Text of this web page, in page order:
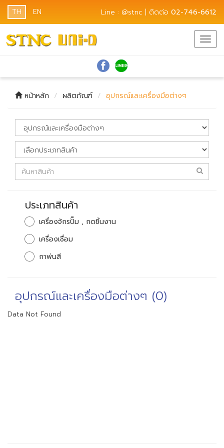
TH EN Line : @stnc | ติดต่อ 02-746-6612
หน้าหลัก ผลิตภัณฑ์ อุปกรณ์และเครื่องมือต่างๆ
ประเภทสินค้า
เครื่องจักรปั๊ม , กดชิ้นงาน
เครื่องเชื่อม
กาพ่นสี
อุปกรณ์และเครื่องมือต่างๆ (0)
Data Not Found